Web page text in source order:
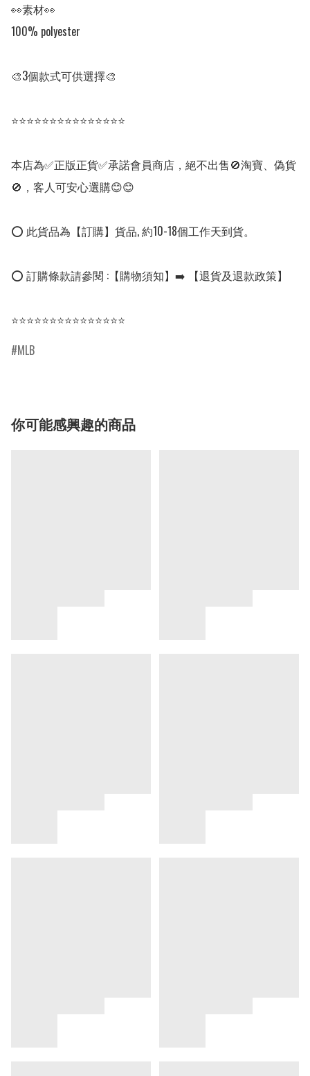
👀素材👀
100% polyester
🎨3個款式可供選擇🎨
⭐⭐⭐⭐⭐⭐⭐⭐⭐⭐⭐⭐⭐⭐⭐
本店為✅正版正貨✅承諾會員商店，絕不出售🚫淘寶、偽貨
🚫，客人可安心選購😊😊
⭕ 此貨品為【訂購】貨品, 約10-18個工作天到貨。
⭕ 訂購條款請參閱 :【購物須知】➡️ 【退貨及退款政策】
⭐⭐⭐⭐⭐⭐⭐⭐⭐⭐⭐⭐⭐⭐⭐
MLB
你可能感興趣的商品